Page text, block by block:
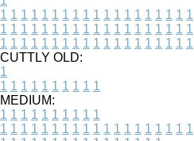
1 1 1 1 1 1 1 1 1 1 1 1 1 1 1 1 1 1 1
1 1 1 1 1 1 1 1 1 1 1 1 1 1 1 1 1 1 1
1 1 1 1 1 1 1 1 1 1 1 1 1 1 1 1 1 1 1
CUTTLY OLD:
1
1 1 1 1 1 1 1 1 1 1
MEDIUM:
1 1 1 1 1 1 1 1 1 1
1 1 1 1 1 1 1 1 1 1 1 1 1 1 1 1 1 1 1